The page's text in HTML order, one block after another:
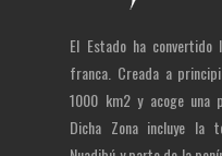
El Estado ha convertido
franca. Creada a
1000 km2 y acoge una
Dicha Zona incluye la